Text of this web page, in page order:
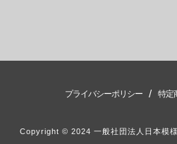
プライバシーポリシー / 特定
Copyright © 2024 一般社団法人日本模